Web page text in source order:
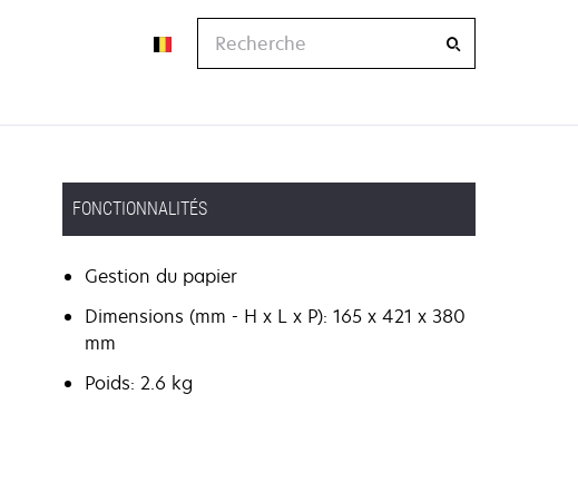
Recherche
FONCTIONNALITÉS
Gestion du papier
Dimensions (mm - H x L x P): 165 x 421 x 380
mm
Poids: 2.6 kg